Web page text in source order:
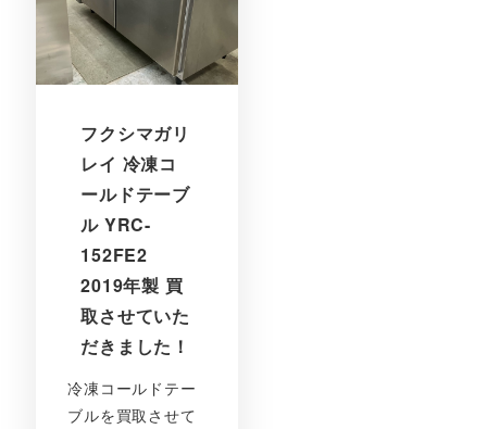
フクシマガリ
レイ 冷凍コ
ールドテーブ
ル YRC-
152FE2
2019年製 買
取させていた
だきました！
冷凍コールドテー
ブルを買取させて